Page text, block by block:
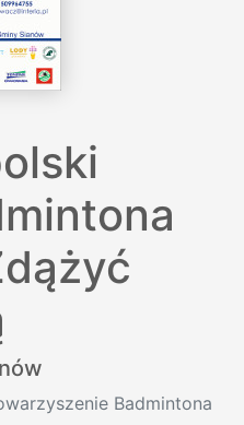
Badmintona